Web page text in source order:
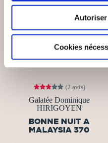
Cookies
(2 avis)
Galatée Dominique
HIRIGOYEN
BONNE NUIT A
MALAYSIA 370